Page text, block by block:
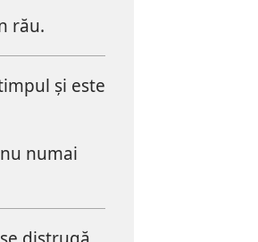
rău.
și este
numai